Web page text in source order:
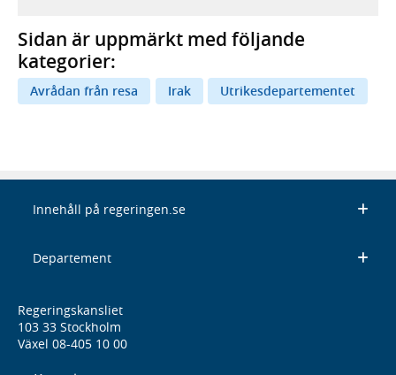
Sidan är uppmärkt med följande
kategorier:
Avrådan från resa Irak Utrikesdepartementet
Innehåll på regeringen.se
Departement
Regeringskansliet
103 33 Stockholm
Växel 08-405 10 00